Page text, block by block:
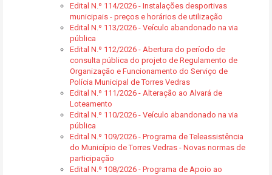
Edital N.º 114/2026 - Instalações desportivas
municipais - preços e horários de utilização
Edital N.º 113/2026 - Veículo abandonado na via
pública
Edital N.º 112/2026 - Abertura do período de
consulta pública do projeto de Regulamento de
Organização e Funcionamento do Serviço de
Polícia Municipal de Torres Vedras
Edital N.º 111/2026 - Alteração ao Alvará de
Loteamento
Edital N.º 110/2026 - Veículo abandonado na via
pública
Edital N.º 109/2026 - Programa de Teleassistência
do Município de Torres Vedras - Novas normas de
participação
Edital N.º 108/2026 - Programa de Apoio ao